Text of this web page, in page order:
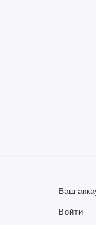
Ваш
Войти